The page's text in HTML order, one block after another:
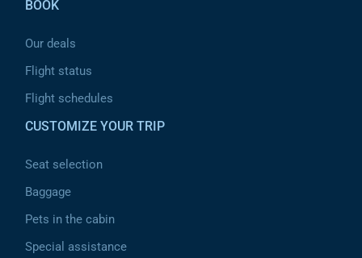
BOOK
Our deals
Flight status
Flight schedules
CUSTOMIZE YOUR TRIP
Seat selection
Baggage
Pets in the cabin
Special assistance